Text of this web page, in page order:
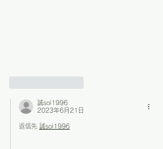
誠soi1996
2023年6月21日
返信先 誠soi1996